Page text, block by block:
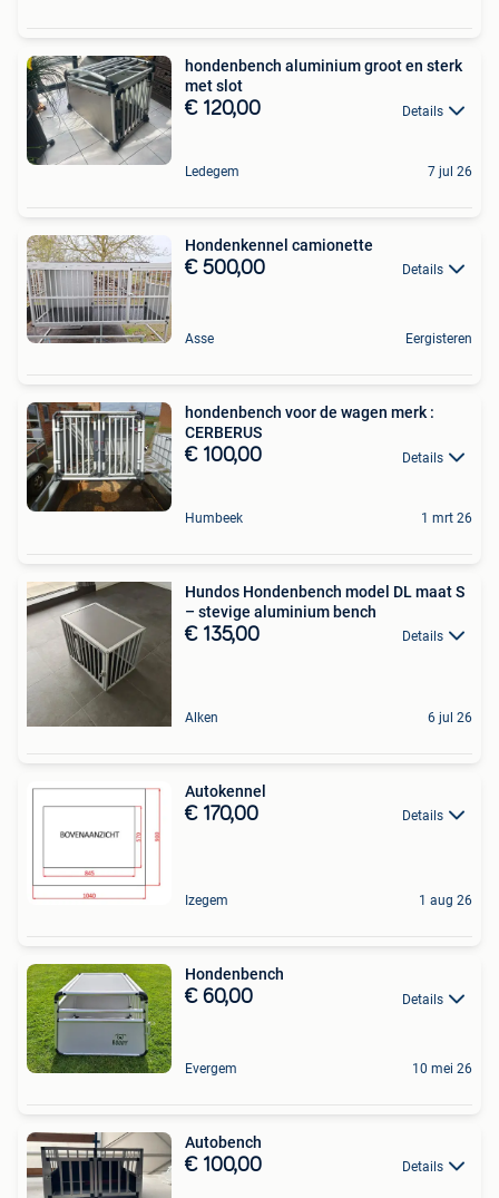
hondenbench aluminium groot en sterk
met slot
€ 120,00 Details
Ledegem 7 jul 26
Hondenkennel camionette
€ 500,00 Details
Asse Eergisteren
hondenbench voor de wagen merk :
CERBERUS
€ 100,00 Details
Humbeek 1 mrt 26
Hundos Hondenbench model DL maat S
– stevige aluminium bench
€ 135,00 Details
Alken 6 jul 26
Autokennel
€ 170,00 Details
Izegem 1 aug 26
Hondenbench
€ 60,00 Details
Evergem 10 mei 26
Autobench
€ 100,00 Details